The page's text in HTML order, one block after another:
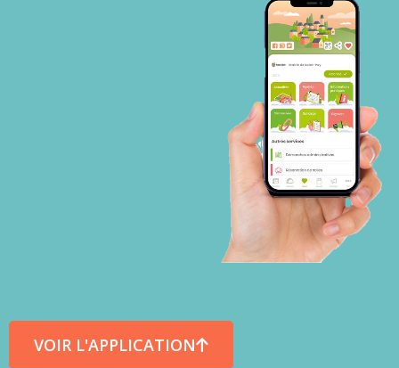
VOIR L'APPLICATION